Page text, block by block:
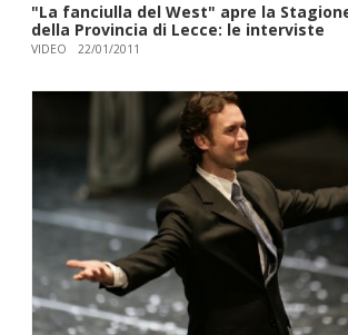
"La fanciulla del West" apre la
della Provincia di Lecce: le interviste
VIDEO 22/01/2011